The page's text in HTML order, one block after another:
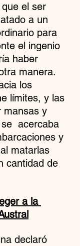
el ser
a un
para
el ingenio
haber
manera.
los
límites, y las
mansas y
acercaba
y
matarlas
cantidad de
a la
declaró